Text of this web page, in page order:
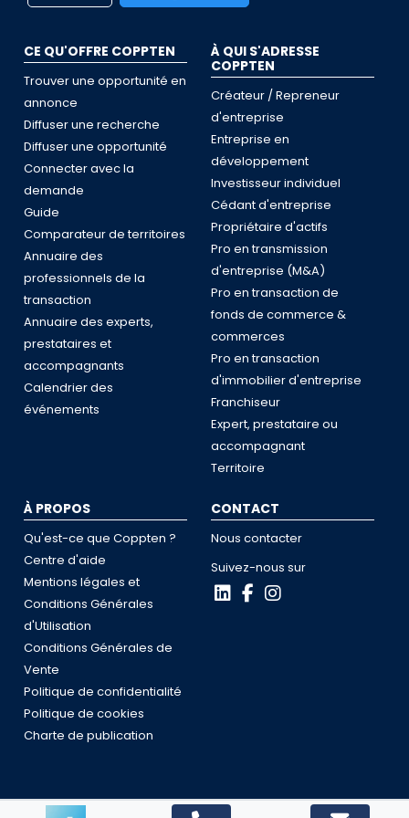
CE QU'OFFRE COPPTEN
Trouver une opportunité en
annonce
Diffuser une recherche
Diffuser une opportunité
Connecter avec la
demande
Guide
Comparateur de territoires
Annuaire des
professionnels de la
transaction
Annuaire des experts,
prestataires et
accompagnants
Calendrier des
événements
À QUI S'ADRESSE
COPPTEN
Créateur / Repreneur
d'entreprise
Entreprise en
développement
Investisseur individuel
Cédant d'entreprise
Propriétaire d'actifs
Pro en transmission
d'entreprise (M&A)
Pro en transaction de
fonds de commerce &
commerces
Pro en transaction
d'immobilier d'entreprise
Franchiseur
Expert, prestataire ou
accompagnant
Territoire
À PROPOS
Qu'est-ce que Coppten ?
Centre d'aide
Mentions légales et
Conditions Générales
d'Utilisation
Conditions Générales de
Vente
Politique de confidentialité
Politique de cookies
Charte de publication
CONTACT
Nous contacter
Suivez-nous sur